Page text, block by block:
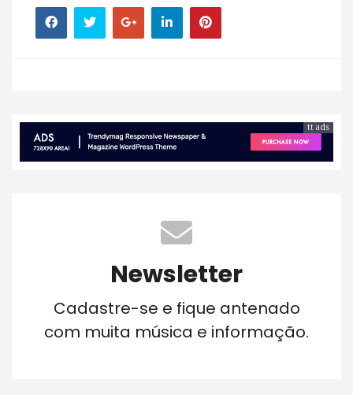
tt ads
Newsletter
Cadastre-se e fique antenado
com muita música e informação.